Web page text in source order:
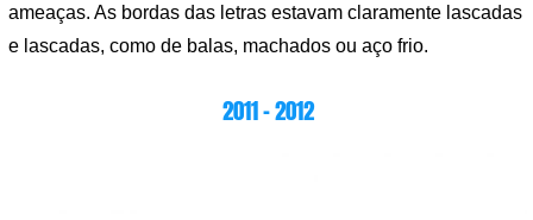
ameaças. As bordas das letras estavam claramente lascadas
e lascadas, como de balas, machados ou aço frio.
2011 – 2012